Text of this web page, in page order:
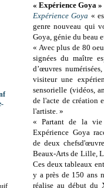
« Expérience Goya »
Expérience Goya «
genre nouveau qui
Goya, génie du beau
« Avec plus de 80
signées du maître
d’œuvres
visiteur une
sensorielle (vidéos,
de l'acte de création
l'artiste. »
« Partant de la vie
Expérience Goya
de deux
Beaux-Arts de Lille,
Ces deux tableaux
y a près de 150 ans
réalise au début du